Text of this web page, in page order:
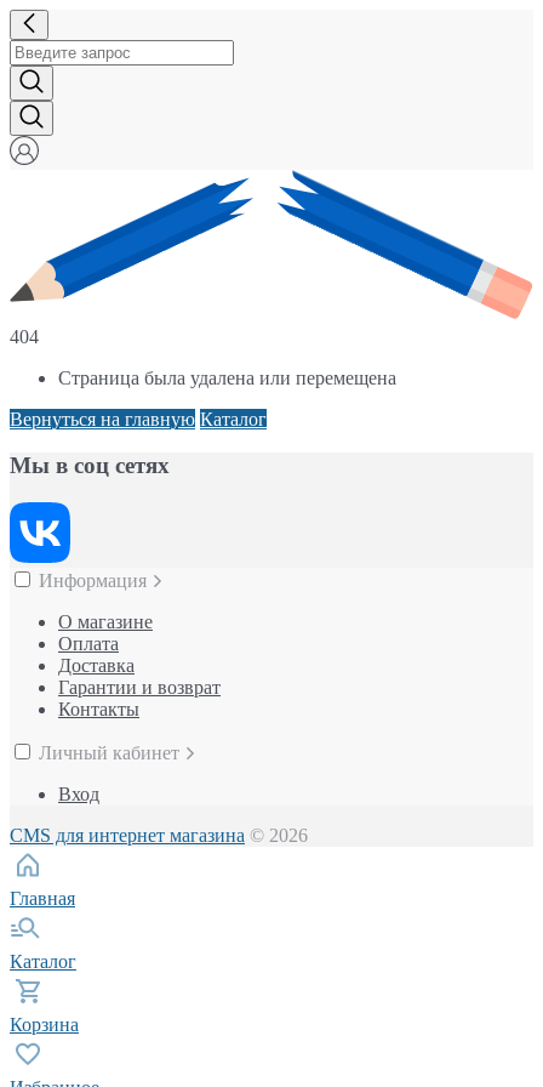
404
Страница была удалена или перемещена
Вернуться на главную Каталог
Мы в соц сетях
Информация
О магазине
Оплата
Доставка
Гарантии и возврат
Контакты
Личный кабинет
Вход
CMS для интернет магазина © 2026
Главная
Каталог
Корзина